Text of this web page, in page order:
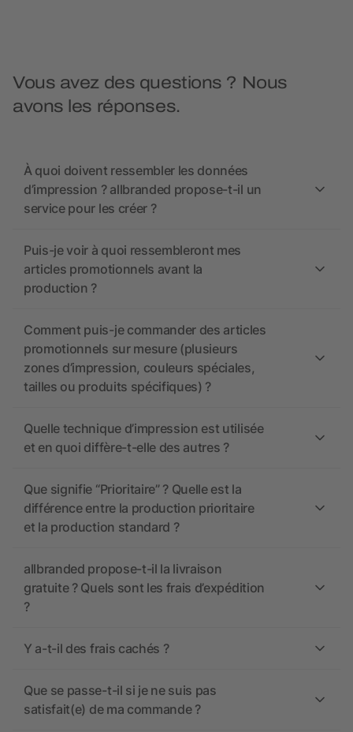
Vous avez des questions ? Nous
avons les réponses.
À quoi doivent ressembler les données
d’impression ? allbranded propose-t-il un
service pour les créer ?
Puis-je voir à quoi ressembleront mes
articles promotionnels avant la
production ?
Comment puis-je commander des articles
promotionnels sur mesure (plusieurs
zones d’impression, couleurs spéciales,
tailles ou produits spécifiques) ?
Quelle technique d’impression est utilisée
et en quoi diffère-t-elle des autres ?
Que signifie “Prioritaire” ? Quelle est la
différence entre la production prioritaire
et la production standard ?
allbranded propose-t-il la livraison
gratuite ? Quels sont les frais d’expédition
?
Y a-t-il des frais cachés ?
Que se passe-t-il si je ne suis pas
satisfait(e) de ma commande ?